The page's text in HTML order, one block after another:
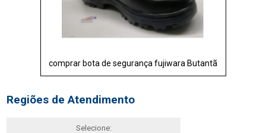
comprar bota de segurança fujiwara Butantã
Regiões de Atendimento
Selecione: